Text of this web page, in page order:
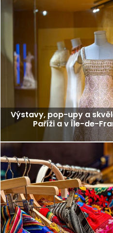
Výstavy, pop-upy a
Paříži a v Île-de-